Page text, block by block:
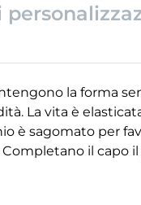
la forma
La vita è
è sagomato per
il capo